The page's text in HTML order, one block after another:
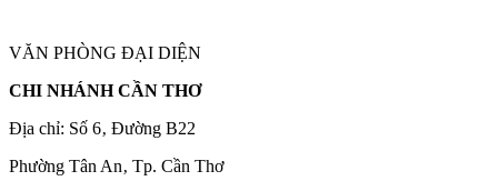
VĂN PHÒNG ĐẠI DIỆN
CHI NHÁNH CẦN THƠ
Địa chỉ: Số 6‚ Đường B22
Phường Tân An‚ Tp. Cần Thơ